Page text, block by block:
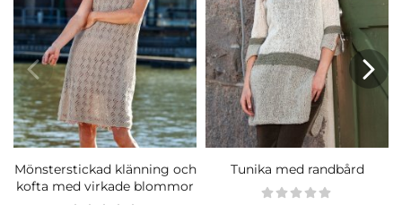
Mönsterstickad klänning och
kofta med virkade blommor
Tunika med randbård